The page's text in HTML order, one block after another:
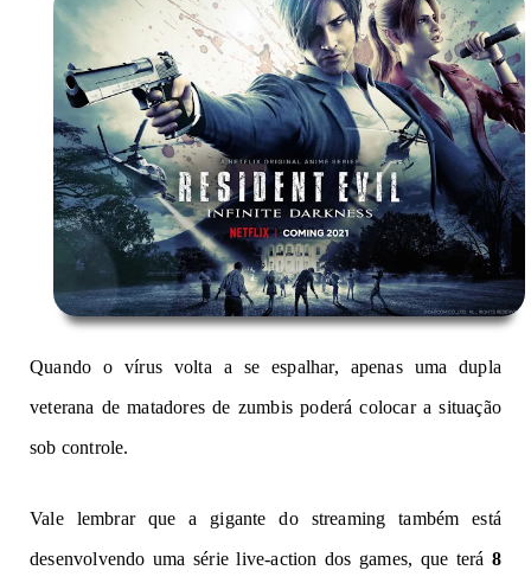
Quando o vírus volta a se espalhar, apenas uma dupla
veterana de matadores de zumbis poderá colocar a situação
sob controle.
Vale lembrar que a gigante do streaming também está
desenvolvendo uma sérielive-action dos games, que terá 8